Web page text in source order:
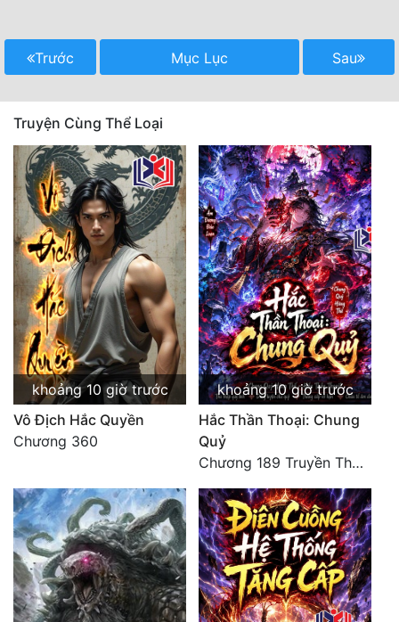
Trước Mục Lục Sau
Truyện Cùng Thể Loại
khoảng 10 giờ trước
Vô Địch Hắc Quyền
Chương 360
khoảng 10 giờ trước
Hắc Thần Thoại: Chung
Quỷ
Chương 189 Truyền Thừa Võ Gia